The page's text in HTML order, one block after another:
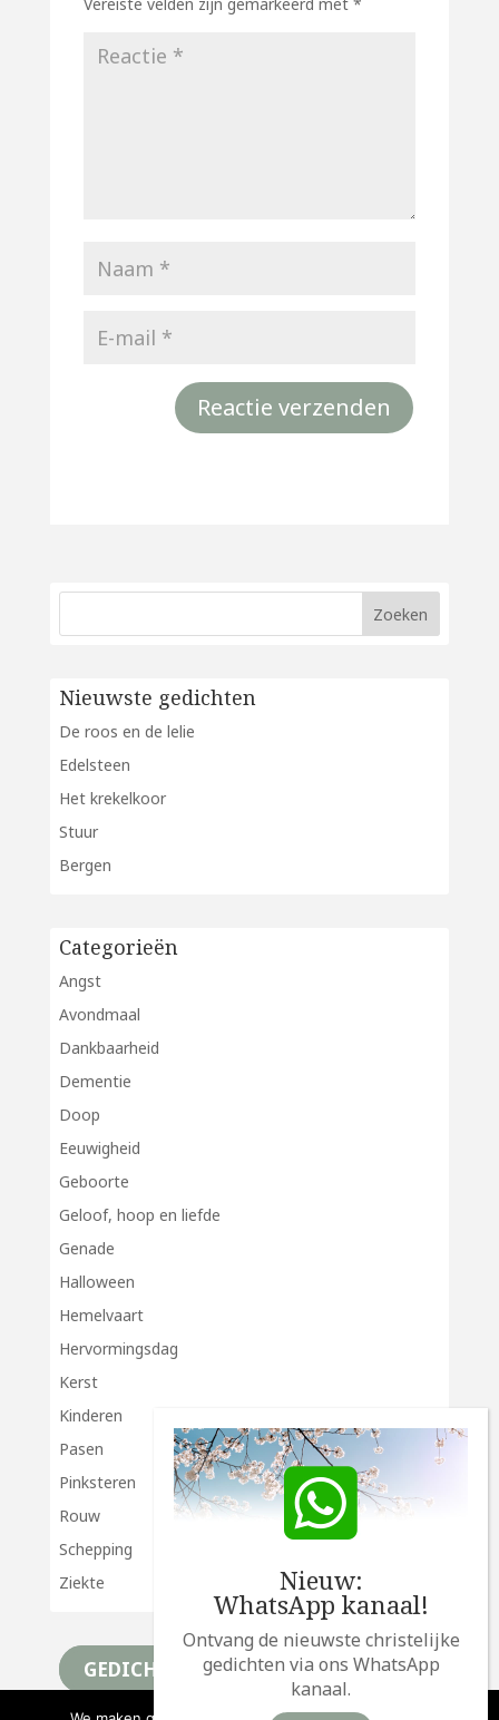
Nieuwste gedichten
De roos en de lelie
Edelsteen
Het krekelkoor
Stuur
Bergen
Categorieën
Angst
Avondmaal
Dankbaarheid
Dementie
Doop
Eeuwigheid
Geboorte
Geloof, hoop en liefde
Genade
Halloween
Hemelvaart
Hervormingsdag
Kerst
Kinderen
Pasen
Pinksteren
Rouw
Schepping
Ziekte
GEDICHTEN
Nieuw:
WhatsApp kanaal!
Ontvang de nieuwste christelijke
gedichten via ons WhatsApp
kanaal.